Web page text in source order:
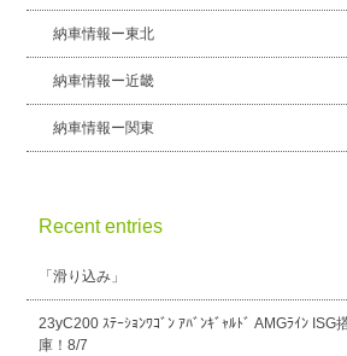
納車情報ー東北
納車情報ー近畿
納車情報ー関東
Recent entries
「滑り込み」
23yC200 ｽﾃｰｼｮﾝﾜｺﾞﾝ ｱﾊﾞﾝｷﾞｬﾙﾄﾞ AMGﾗｲﾝ
庫！8/7